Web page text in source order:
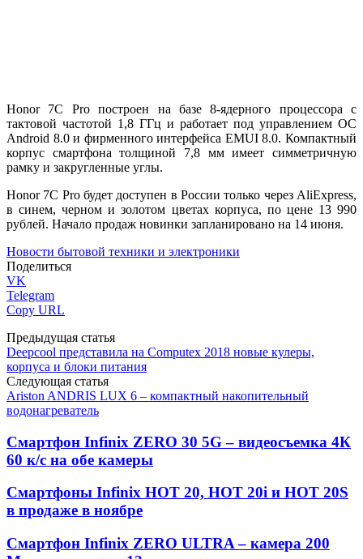
Honor 7C Pro построен на базе 8-ядерного процессора с
тактовой частотой 1,8 ГГц и работает под управлением ОС
Android 8.0 и фирменного интерфейса EMUI 8.0. Компактный
корпус смартфона толщиной 7,8 мм имеет симметричную
рамку и закругленные углы.
Honor 7C Pro будет доступен в России только через AliExpress,
в синем, черном и золотом цветах корпуса, по цене 13 990
рублей. Начало продаж новинки запланировано на 14 июня.
Новости бытовой техники и электроники
Поделиться
VK
Telegram
Copy URL
Предыдущая статья
Deepcool представила на Computex 2018 новые кулеры,
корпуса и блоки питания
Следующая статья
Ariston ANDRIS LUX 6 – компактный накопительный
водонагреватель
Смартфон Infinix ZERO 30 5G – видеосъемка 4К
60 к/с на обе камеры
Смартфоны Infinix HOT 20, HOT 20i и HOT 20S
в продаже в ноябре
Смартфон Infinix ZERO ULTRA – камера 200